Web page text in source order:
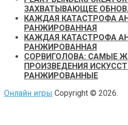
ЗАХВАТЫВАЮЩЕЕ
КАЖДАЯ КАТАСТРОФА
РАНЖИРОВАННАЯ
КАЖДАЯ КАТАСТРОФА
РАНЖИРОВАННАЯ
СОРВИГОЛОВА: САМЫЕ
ПРОИЗВЕДЕНИЯ
РАНЖИРОВАННЫЕ
Онлайн игры Copyright © 2026.